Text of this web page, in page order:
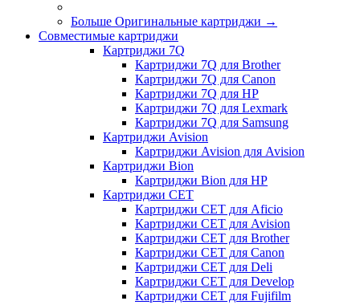
Больше Оригинальные картриджи →
Совместимые картриджи
Картриджи 7Q
Картриджи 7Q для Brother
Картриджи 7Q для Canon
Картриджи 7Q для HP
Картриджи 7Q для Lexmark
Картриджи 7Q для Samsung
Картриджи Avision
Картриджи Avision для Avision
Картриджи Bion
Картриджи Bion для HP
Картриджи CET
Картриджи CET для Aficio
Картриджи CET для Avision
Картриджи CET для Brother
Картриджи CET для Canon
Картриджи CET для Deli
Картриджи CET для Develop
Картриджи CET для Fujifilm